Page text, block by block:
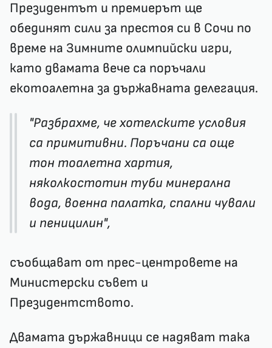
Президентът и премиерът ще
обединят сили за престоя си в Сочи по
време на Зимните олимпийски игри,
като двамата вече са поръчали
екотоалетна за държавната делегация.
"Разбрахме, че хотелските условия
са примитивни. Поръчани са още
тон тоалетна хартия,
няколкостотин туби минерална
вода, военна палатка, спални чували
и пеницилин",
съобщават от прес-центровете на
Министерски съвет и
Президентството.
Двамата държавници се надяват така